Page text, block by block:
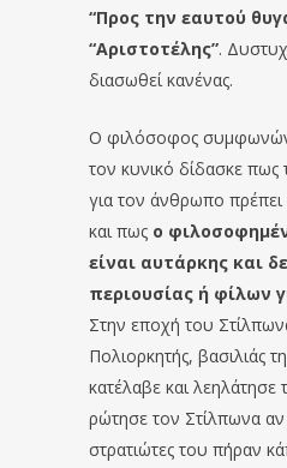
“Προς την εαυτού
“Αριστοτέλης”.
διασωθεί κανένας.
Ο φιλόσοφος
τον κυνικό δίδασκε
για τον άνθρωπο πρέπει
και πως ο
είναι αυτάρκης και
περιουσίας ή φίλων
Στην εποχή του
Πολιορκητής, βασιλιάς
κατέλαβε και
ρώτησε τον Στίλπωνα αν
στρατιώτες του πήραν